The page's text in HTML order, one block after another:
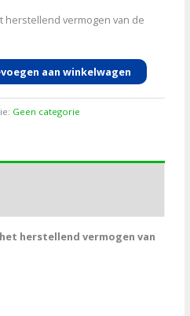
vermogen van de
aan winkelwagen
Geen categorie
herstellend vermogen van